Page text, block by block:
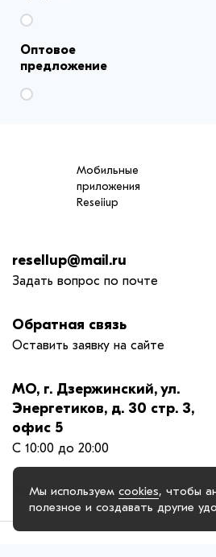
Оптовое
предложение
Мобильные
приложения
Reseiiup
resellup@mail.ru
Задать вопрос по почте
Обратная связь
Оставить заявку на сайте
МО, г. Дзержинский, ул.
Энергетиков, д. 30 стр. 3,
офис 5
С 10:00 до 20:00
Мы используем cookies, чтобы
полезное и создавать другие